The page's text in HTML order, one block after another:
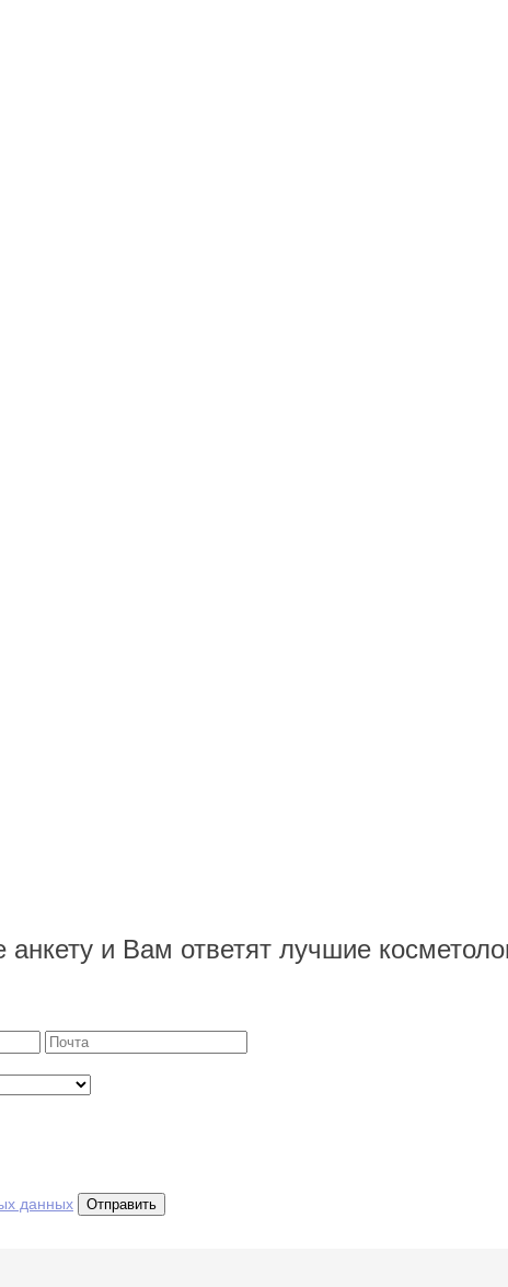
анкету и Вам ответят лучшие
данных